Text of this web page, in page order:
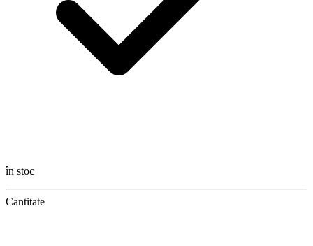
în stoc
Cantitate